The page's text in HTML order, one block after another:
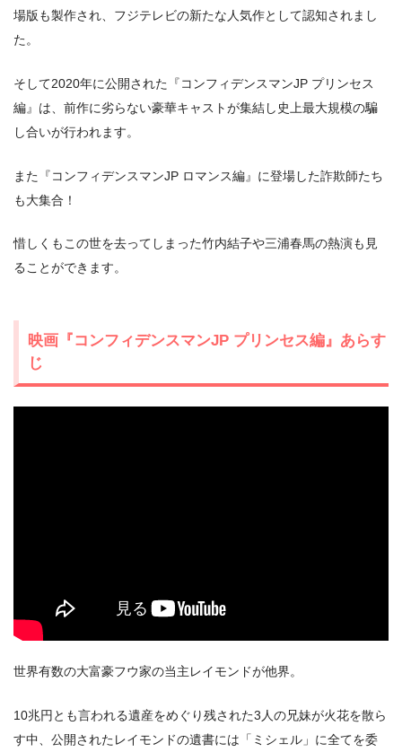
＼＼31日間無料!!お試し解約もOK／／
今すぐ無料でU-NEXTで見る
場版も製作され、フジテレビの新たな人気作として認知されまし
た。
そして2020年に公開された『コンフィデンスマンJP プリンセス
編』は、前作に劣らない豪華キャストが集結し史上最大規模の騙
し合いが行われます。
また『コンフィデンスマンJP ロマンス編』に登場した詐欺師たち
も大集合！
惜しくもこの世を去ってしまった竹内結子や三浦春馬の熱演も見
ることができます。
映画『コンフィデンスマンJP プリンセス編』あらす
じ
世界有数の大富豪フウ家の当主レイモンドが他界。
10兆円とも言われる遺産をめぐり残された3人の兄妹が火花を散ら
す中、公開されたレイモンドの遺書には「ミシェル」に全てを委